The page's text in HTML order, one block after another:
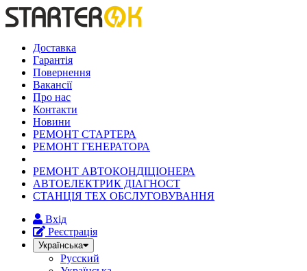
Доставка
Гарантія
Повернення
Вакансії
Про нас
Контакти
Новини
РЕМОНТ СТАРТЕРА
РЕМОНТ ГЕНЕРАТОРА
РЕМОНТ АВТОКОНДІЦІОНЕРА
АВТОЕЛЕКТРИК ДІАГНОСТ
СТАНЦІЯ ТЕХ ОБСЛУГОВУВАННЯ
Вхід
Реєстрація
Українська
Русский